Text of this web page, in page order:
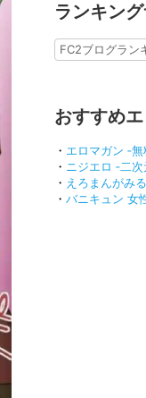
ランキン
FC2ブログラン
おすすめ
・ エロマガン ‐
・ ニジエロ ‐二
・ えろまんがみ
・ バニキュン 女